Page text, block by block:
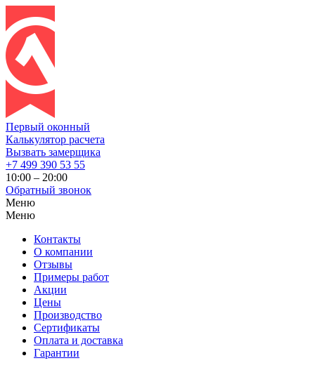
Первый оконный
Калькулятор расчета
Вызвать замерщика
+7 499 390 53 55
10:00 – 20:00
Обратный звонок
Меню
Меню
Контакты
О компании
Отзывы
Примеры работ
Акции
Цены
Производство
Сертификаты
Оплата и доставка
Гарантии